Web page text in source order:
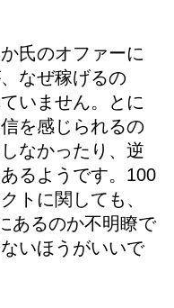
氏のオファーに
なぜ稼げるの
いません。とに
を感じられるの
なかったり、逆
るようです。100
トに関しても、
あるのか不明瞭で
いほうがいいで